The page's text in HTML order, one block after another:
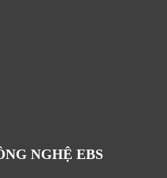
NGHỆ EBS